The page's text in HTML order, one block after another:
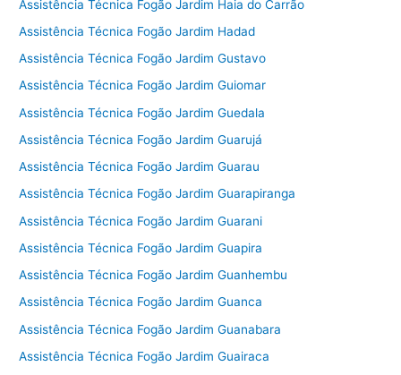
Assistência Técnica Fogão Jardim Haia do Carrão
Assistência Técnica Fogão Jardim Hadad
Assistência Técnica Fogão Jardim Gustavo
Assistência Técnica Fogão Jardim Guiomar
Assistência Técnica Fogão Jardim Guedala
Assistência Técnica Fogão Jardim Guarujá
Assistência Técnica Fogão Jardim Guarau
Assistência Técnica Fogão Jardim Guarapiranga
Assistência Técnica Fogão Jardim Guarani
Assistência Técnica Fogão Jardim Guapira
Assistência Técnica Fogão Jardim Guanhembu
Assistência Técnica Fogão Jardim Guanca
Assistência Técnica Fogão Jardim Guanabara
Assistência Técnica Fogão Jardim Guairaca